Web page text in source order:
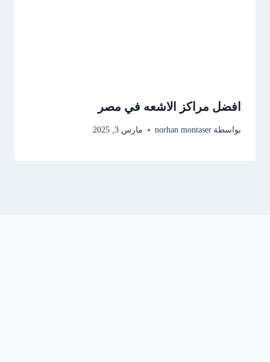
افضل مراكز الاشعه في مصر
بواسطة norhan montaser مارس 3, 2025